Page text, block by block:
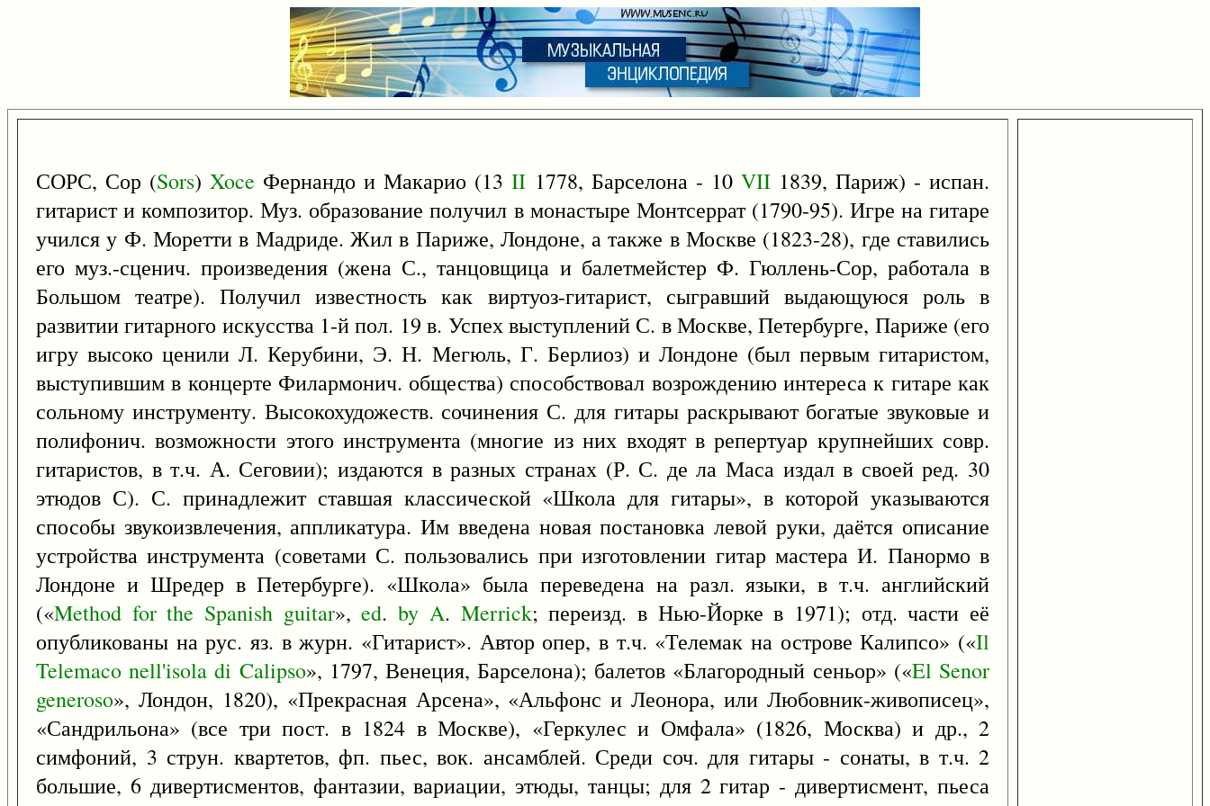
СОРС, Сор (Sors)Xoce Фернандо и Макарио (13II 1778, Барселона - 10 VII1839, Париж) - испан.
гитарист и композитор. Муз. образование получил в монастыре Монтсеррат (1790-95). Игре на гитаре
учился у Ф. Моретти в Мадриде. Жил в Париже, Лондоне, а также в Москве (1823-28), где ставились
его муз.-сценич. произведения (жена С., танцовщица и балетмейстер Ф. Гюллень-Сор, работала в
Большом театре). Получил известность как виртуоз-гитарист, сыгравший выдающуюся роль в
развитии гитарного искусства 1-й пол. 19 в. Успех выступлений С. в Москве, Петербурге, Париже (его
игру высоко ценили Л. Керубини, Э. Н. Мегюль, Г. Берлиоз) и Лондоне (был первым гитаристом,
выступившим в концерте Филармонич. общества) способствовал возрождению интереса к гитаре как
сольному инструменту. Высокохудожеств. сочинения С. для гитары раскрывают богатые звуковые и
полифонич. возможности этого инструмента (многие из них входят в репертуар крупнейших совр.
гитаристов, в т.ч. А. Сеговии); издаются в разных странах (Р. С. де ла Маса издал в своей ред. 30
этюдов С). С. принадлежит ставшая классической «Школа для гитары», в которой указываются
способы звукоизвлечения, аппликатура. Им введена новая постановка левой руки, даётся описание
устройства инструмента (советами С. пользовались при изготовлении гитар мастера И. Панормо в
Лондоне и Шредер в Петербурге). «Школа» была переведена на разл. языки, в т.ч. английский
(«Method for the Spanish guitar»,ed.by A. Merrick; переизд. в Нью-Йорке в 1971); отд. части её
опубликованы на рус. яз. в журн. «Гитарист». Автор опер, в т.ч. «Телемак на острове Калипсо» («Il
Telemaco nell'isola di Calipso», 1797, Венеция, Барселона); балетов «Благородный сеньор» («El Senor
generoso», Лондон, 1820), «Прекрасная Арсена», «Альфонс и Леонора, или Любовник-живописец»,
«Сандрильона» (все три пост. в 1824 в Москве), «Геркулес и Омфала» (1826, Москва) и др., 2
симфоний, 3 струн. квартетов, фп. пьес, вок. ансамблей. Среди соч. для гитары - сонаты, в т.ч. 2
большие, 6 дивертисментов, фантазии, вариации, этюды, танцы; для 2 гитар - дивертисмент, пьеса